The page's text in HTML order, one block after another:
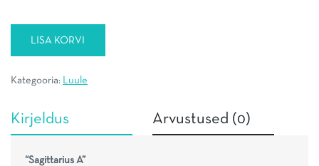
LISA KORVI
Kategooria: Luule
Kirjeldus Arvustused (0)
“Sagittarius A”